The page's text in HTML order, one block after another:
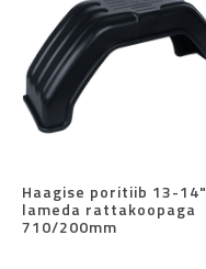
Haagise poritiib 13-14"
lameda rattakoopaga
710/200mm